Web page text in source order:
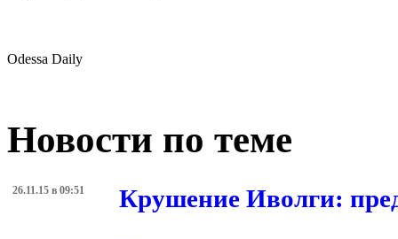
Odessa Daily
Новости по теме
26.11.15 в 09:51 Крушение Иволги: